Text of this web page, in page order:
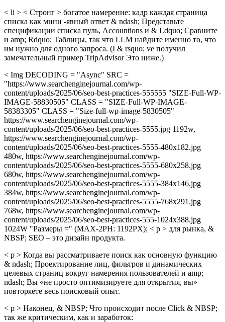
< li > < Стронг > богатое намерение: кадр каждая страница
списка как мини -явный ответ & ndash; Представьте
спецификации списка пуль, Accountions и & Ldquo; Сравните
и amp; Rdquo; Таблицы, так что LLM найдите именно то, что
им нужно для одного запроса. (I & rsquo; ve получил
замечательный пример TripAdvisor Это ниже.)
< Img DECODING = "Async" SRC =
"https://www.searchenginejournal.com/wp-
content/uploads/2025/06/seo-best-practices-555555 "SIZE-Full-WP-
IMAGE-58830505" CLASS = "SIZE-Full-WP-IMAGE-
58383305" CLASS = "Size-full-wp-image-5830505"
https://www.searchenginejournal.com/wp-
content/uploads/2025/06/seo-best-practices-5555.jpg 1192w,
https://www.searchenginejournal.com/wp-
content/uploads/2025/06/seo-best-practices-5555-480x182.jpg
480w, https://www.searchenginejournal.com/wp-
content/uploads/2025/06/seo-best-practices-5555-680x258.jpg
680w, https://www.searchenginejournal.com/wp-
content/uploads/2025/06/seo-best-practices-5555-384x146.jpg
384w, https://www.searchenginejournal.com/wp-
content/uploads/2025/06/seo-best-practices-5555-768x291.jpg
768w, https://www.searchenginejournal.com/wp-
content/uploads/2025/06/seo-best-practices-555-1024x388.jpg
1024W "Размеры =" (MAX-2PH: 1192PX); < p > для рынка, &
NBSP; SEO – это дизайн продукта.
< p > Когда вы рассматриваете поиск как основную функцию
& ndash; Проектирование лиц, фильтров и динамических
целевых страниц вокруг намерения пользователей и amp;
ndash; Вы «не просто оптимизируете для открытия, вы»
повторяете весь поисковый опыт.
< p > Наконец, & NBSP; Что происходит после Click & NBSP;
так же критическим, как и заработок: